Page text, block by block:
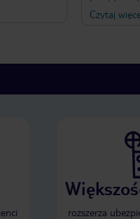
gdyby nie
najgorsi sa
w
ma z
dobrym
sie wybiera,
hotelu,
Przystanki
Widać, że
swoje lata,
fajne
całkiem
typowo
Animacje
po 2-3
Czytaj
rozszerza